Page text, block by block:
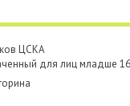
ЦСКА
для лиц младше